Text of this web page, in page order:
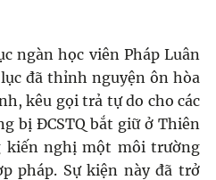
ngàn học viên Pháp Luân
đã thỉnh nguyện ôn hòa
kêu gọi trả tự do cho các
bị ĐCSTQ bắt giữ ở Thiên
kiến nghị một môi trường
pháp. Sự kiện này đã trở